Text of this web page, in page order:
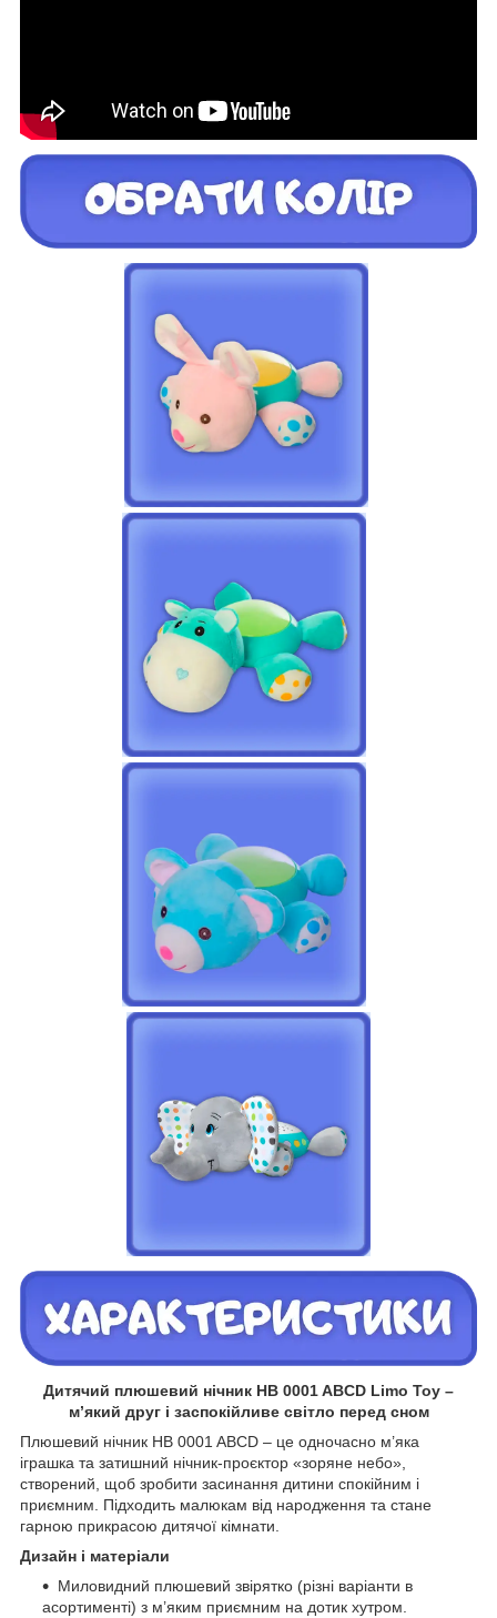
Дитячий плюшевий нічник HB 0001 ABCD Limo Toy –
м’який друг і заспокійливе світло перед сном
Плюшевий нічник HB 0001 ABCD – це одночасно м’яка
іграшка та затишний нічник‑проєктор «зоряне небо»,
створений, щоб зробити засинання дитини спокійним і
приємним. Підходить малюкам від народження та стане
гарною прикрасою дитячої кімнати.
Дизайн і матеріали
Миловидний плюшевий звірятко (різні варіанти в
асортименті) з м’яким приємним на дотик хутром.